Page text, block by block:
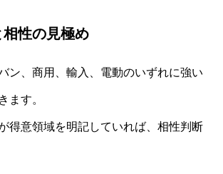
性の見極め
ン、商用、輸入、電動のいずれに強い
ます。
得意領域を明記していれば、相性判断